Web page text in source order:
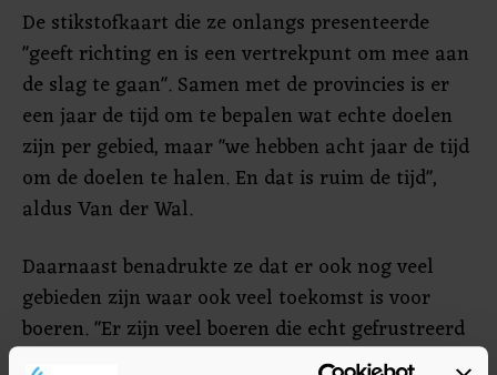
De stikstofkaart die ze onlangs presenteerde
"geeft richting en is een vertrekpunt om mee aan
de slag te gaan". Samen met de provincies is er
een jaar de tijd om te bepalen wat echte doelen
zijn per gebied, maar "we hebben acht jaar de tijd
om de doelen te halen. En dat is ruim de tijd",
aldus Van der Wal.
Daarnaast benadrukte ze dat er ook nog veel
gebieden zijn waar ook veel toekomst is voor
boeren. "Er zijn veel boeren die echt gefrustreerd
en boos zijn. Tegelijk zijn er ook veel boeren die